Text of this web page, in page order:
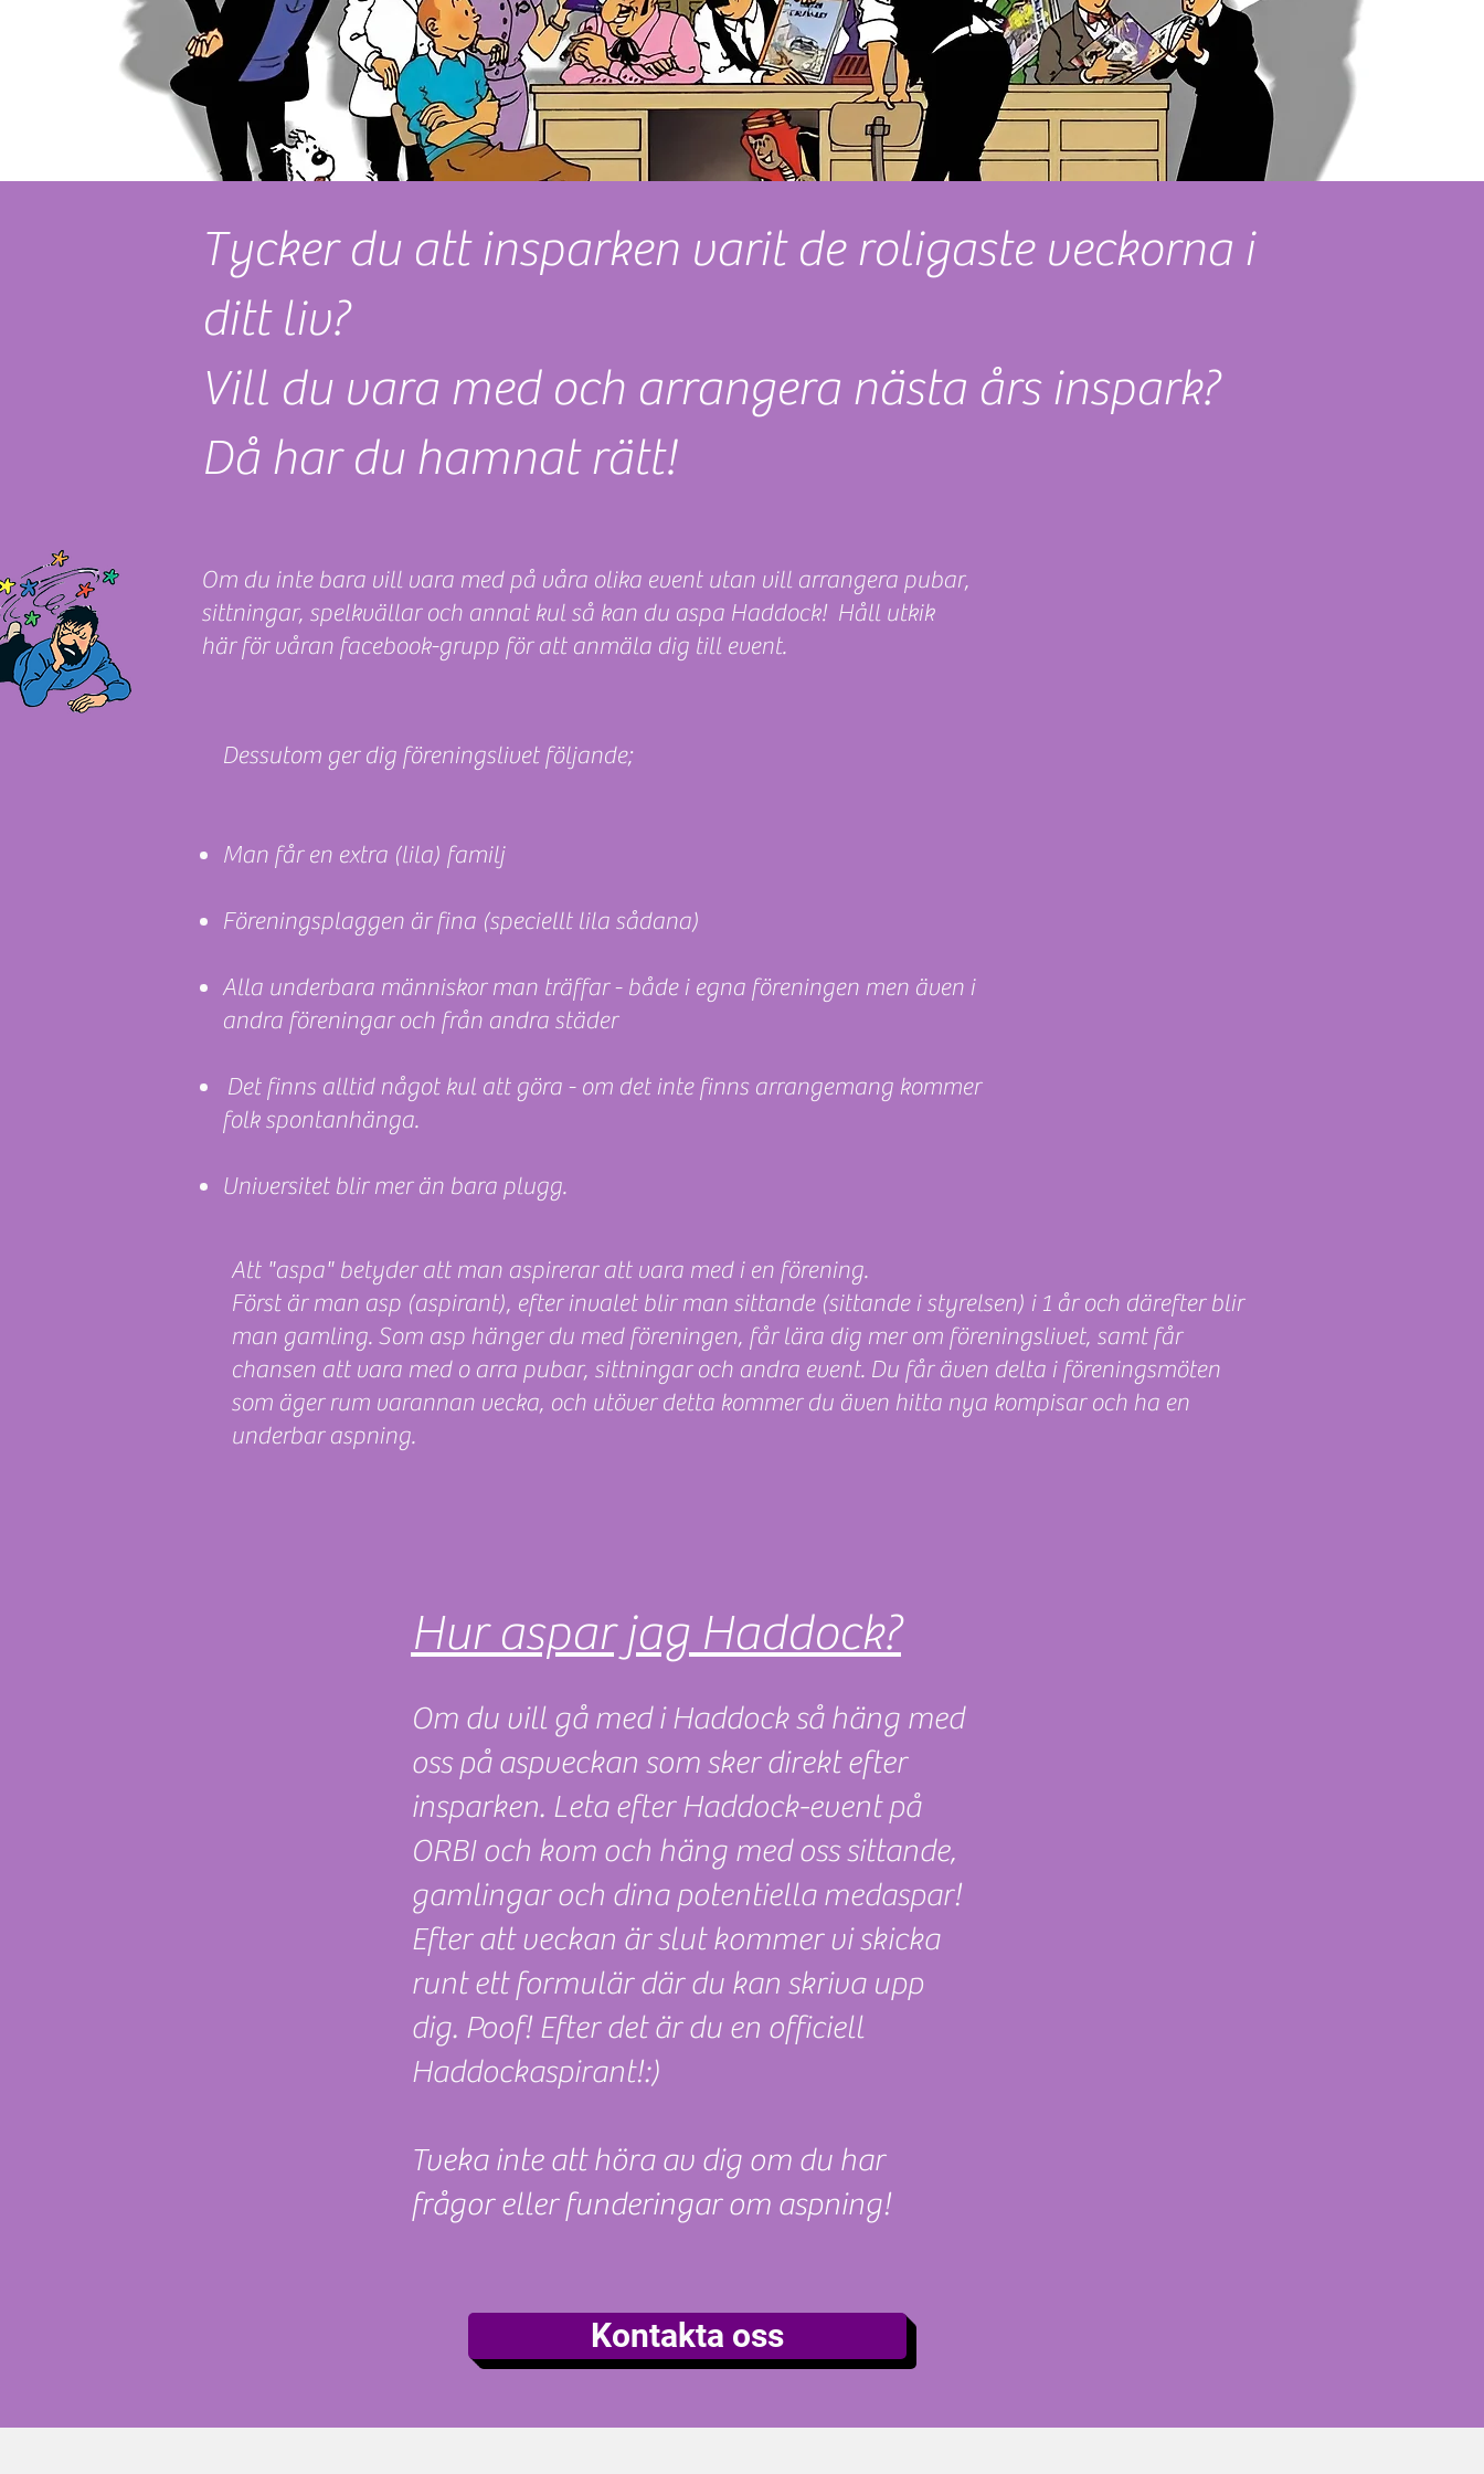
Tycker du att insparken varit de roligaste veckorna i
ditt liv?
Vill du vara med och arrangera nästa års inspark?
Då har du hamnat rätt!
Om du inte bara vill vara med på våra olika event utan vill arrangera pubar,
sittningar, spelkvällar och annat kul så kan du aspa Haddock! Håll utkik
här för våran facebook-grupp för att anmäla dig till event.
Dessutom ger dig föreningslivet följande;​
Man får en extra (lila) familj
Föreningsplaggen är fina (speciellt lila sådana)
Alla underbara människor man träffar - både i egna föreningen men även i
andra föreningar och från andra städer
Det finns alltid något kul att göra - om det inte finns arrangemang kommer
folk spontanhänga.
Universitet blir mer än bara plugg.
Att "aspa" betyder att man aspirerar att vara med i en förening.
Först är man asp (aspirant), efter invalet blir man sittande (sittande i styrelsen) i 1 år och därefter blir
man gamling. Som asp hänger du med föreningen, får lära dig mer om föreningslivet, samt får
chansen att vara med o arra pubar, sittningar och andra event. Du får även delta i föreningsmöten
som äger rum varannan vecka, och utöver detta kommer du även hitta nya kompisar och ha en
underbar aspning.
Hur aspar jag Haddock?
Om du vill gå med i Haddock så häng med
oss på aspveckan som sker direkt efter
insparken. Leta efter Haddock-event på
ORBI och kom och häng med oss sittande,
gamlingar och dina potentiella medaspar!
Efter att veckan är slut kommer vi skicka
runt ett formulär där du kan skriva upp
dig. Poof! Efter det är du en officiell
Haddockaspirant!:)
Tveka inte att höra av dig om du har
frågor eller funderingar om aspning!
Kontakta oss